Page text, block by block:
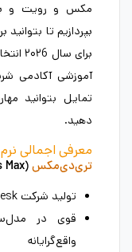
مکس و رویت و
بپردازیم تا
برای
آموزشی آکادمی
تمایل بتوانید
دهید.
معرفی اجمالی نرم‌
تری‌دی‌مکس(3ds Max)
تولید شرکت Autodesk
قوی در
واقع‌گرایانه